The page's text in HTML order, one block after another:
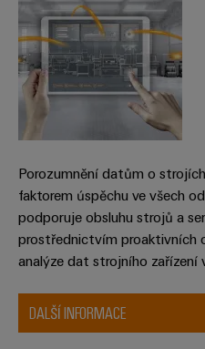
Porozumnění datům o
faktorem úspěchu ve všech
podporuje obsluhu strojů a
prostřednictvím proaktivních
analýze dat strojního zařízení
DALŠÍ INFORMACE